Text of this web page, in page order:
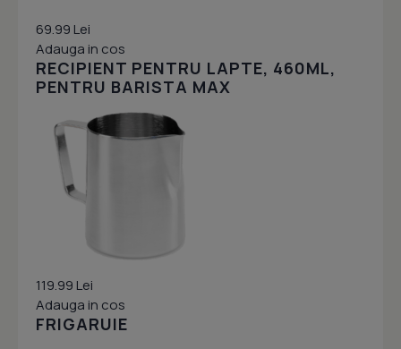
69.99 Lei
Adauga in cos
RECIPIENT PENTRU LAPTE, 460ML,
PENTRU BARISTA MAX
119.99 Lei
Adauga in cos
FRIGARUIE